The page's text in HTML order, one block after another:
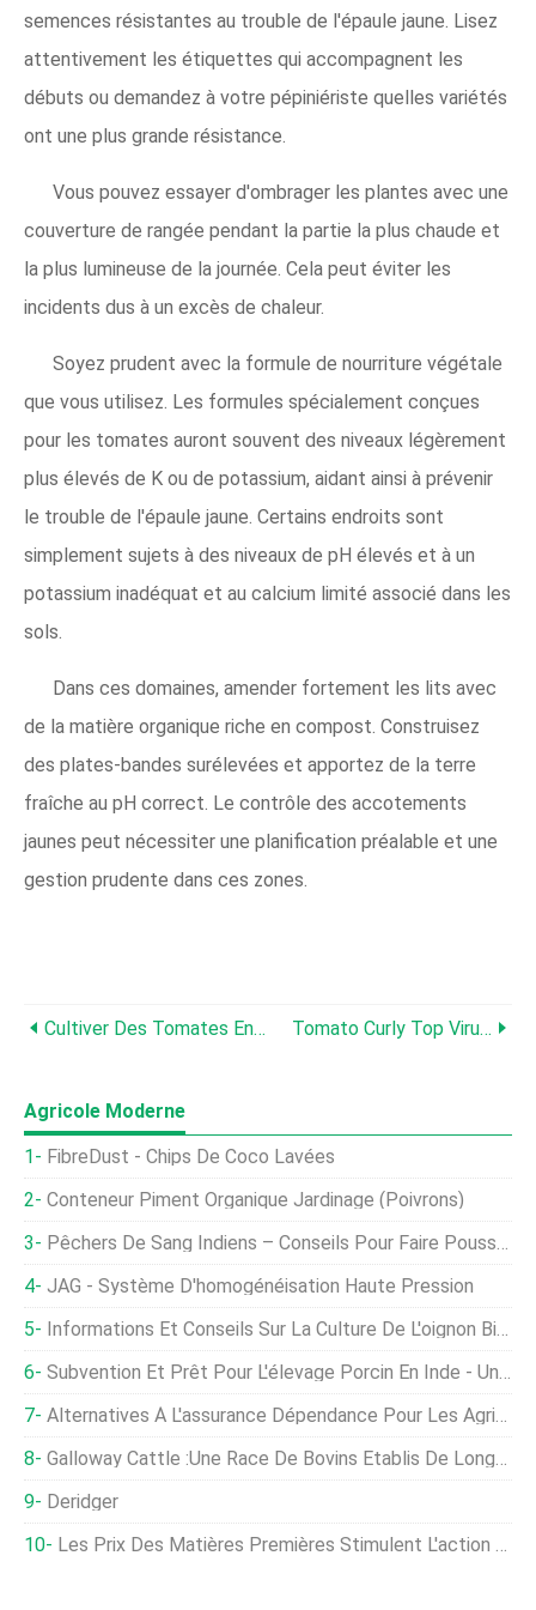
semences résistantes au trouble de l'épaule jaune. Lisez
attentivement les étiquettes qui accompagnent les
débuts ou demandez à votre pépiniériste quelles variétés
ont une plus grande résistance.
Vous pouvez essayer d'ombrager les plantes avec une
couverture de rangée pendant la partie la plus chaude et
la plus lumineuse de la journée. Cela peut éviter les
incidents dus à un excès de chaleur.
Soyez prudent avec la formule de nourriture végétale
que vous utilisez. Les formules spécialement conçues
pour les tomates auront souvent des niveaux légèrement
plus élevés de K ou de potassium, aidant ainsi à prévenir
le trouble de l'épaule jaune. Certains endroits sont
simplement sujets à des niveaux de pH élevés et à un
potassium inadéquat et au calcium limité associé dans les
sols.
Dans ces domaines, amender fortement les lits avec
de la matière organique riche en compost. Construisez
des plates-bandes surélevées et apportez de la terre
fraîche au pH correct. Le contrôle des accotements
jaunes peut nécessiter une planification préalable et une
gestion prudente dans ces zones.
Cultiver Des Tomates En Intérieur - Conseils Pour Faire Pousser Des Plants De Tomates En Hiver Tomato Curly Top Virus:Conseils Pour Traiter Le Virus Curly Top
Agricole Moderne
FibreDust - Chips De Coco Lavées
Conteneur Piment Organique Jardinage (Poivrons)
Pêchers De Sang Indiens – Conseils Pour Faire Pousser Des Pêches De Sang Indiennes
JAG - Système D'homogénéisation Haute Pression
Informations Et Conseils Sur La Culture De L'oignon Biologique
Subvention Et Prêt Pour L'élevage Porcin En Inde - Un Guide Complet
Alternatives À L'assurance Dépendance Pour Les Agriculteurs
Galloway Cattle :une Race De Bovins Établis De Longue Date
Deridger
Les Prix Des Matières Premières Stimulent L'action Réglementaire